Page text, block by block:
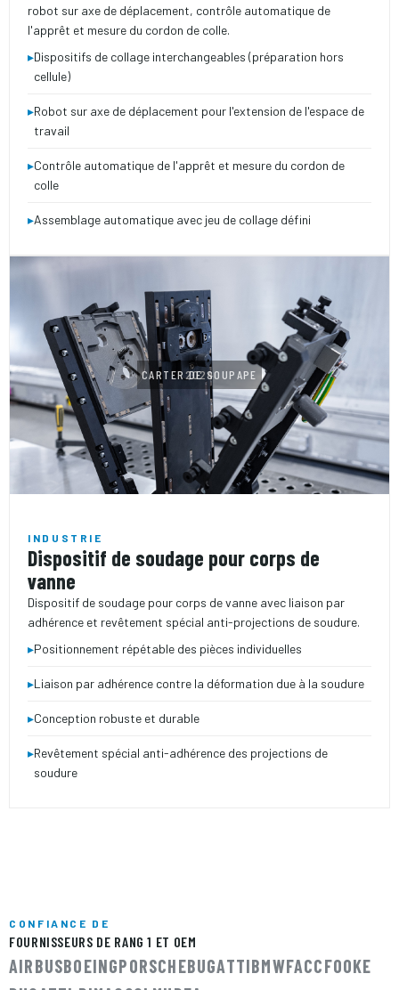
robot sur axe de déplacement, contrôle automatique de
l'apprêt et mesure du cordon de colle.
▸Dispositifs de collage interchangeables (préparation hors
cellule)
▸Robot sur axe de déplacement pour l'extension de l'espace de
travail
▸Contrôle automatique de l'apprêt et mesure du cordon de
colle
▸Assemblage automatique avec jeu de collage défini
2024
CARTER DE SOUPAPE
INDUSTRIE
Dispositif de soudage pour corps de
vanne
Dispositif de soudage pour corps de vanne avec liaison par
adhérence et revêtement spécial anti-projections de soudure.
▸Positionnement répétable des pièces individuelles
▸Liaison par adhérence contre la déformation due à la soudure
▸Conception robuste et durable
▸Revêtement spécial anti-adhérence des projections de
soudure
CONFIANCE DE
FOURNISSEURS DE RANG 1 ET OEM
AIRBUSBOEINGPORSCHEBUGATTIBMWFACCFOOKE